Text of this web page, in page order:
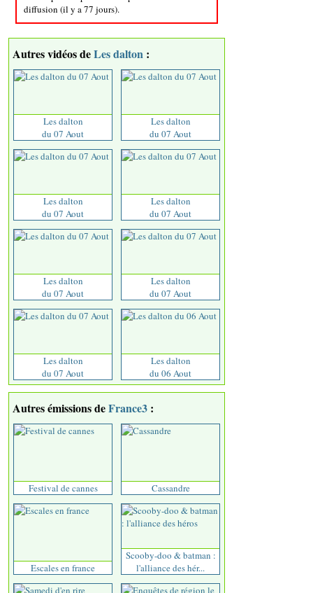
diffusion (il y a 77 jours).
Autres vidéos deLes dalton :
Les dalton
du 07 Aout
Les dalton
du 07 Aout
Les dalton
du 07 Aout
Les dalton
du 07 Aout
Les dalton
du 07 Aout
Les dalton
du 07 Aout
Les dalton
du 07 Aout
Les dalton
du 06 Aout
Autres émissions deFrance3 :
Festival de cannes Cassandre
Escales en france
Scooby-doo & batman :
l'alliance des hér...